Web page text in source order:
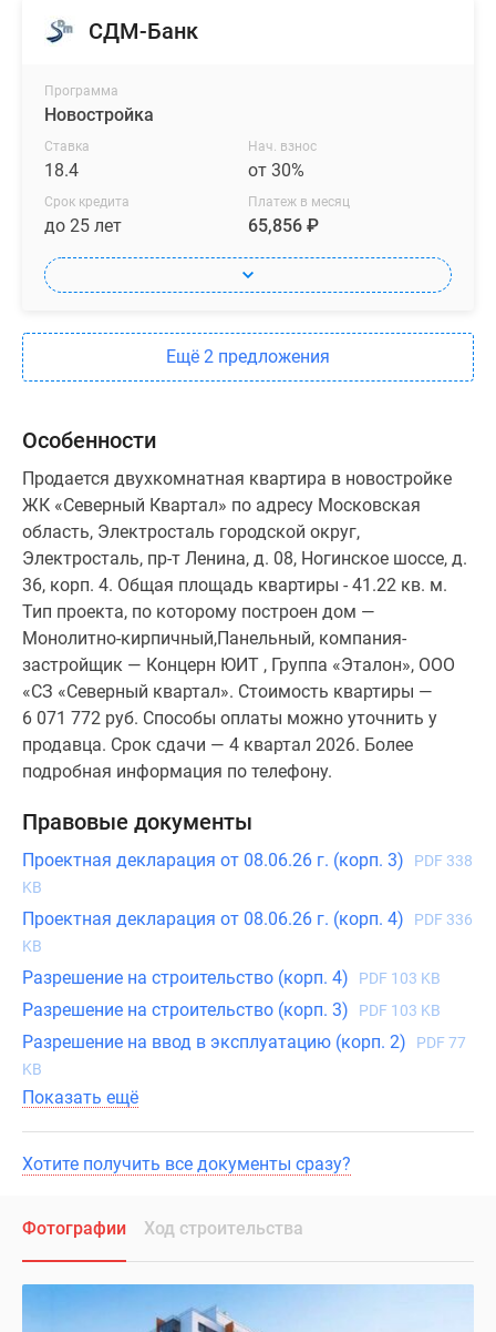
СДМ-Банк
Программа
Новостройка
Ставка
18.4
Нач. взнос
от 30%
Срок кредита
до 25 лет
Платеж в месяц
65,856 ₽
Ещё 2 предложения
Особенности
Продается двухкомнатная квартира в новостройке
ЖК «Северный Квартал» по адресу Московская
область, Электросталь городской округ,
Электросталь, пр-т Ленина, д. 08, Ногинское шоссе, д.
36, корп. 4. Общая площадь квартиры - 41.22 кв. м.
Тип проекта, по которому построен дом —
Монолитно-кирпичный,Панельный, компания-
застройщик — Концерн ЮИТ , Группа «Эталон», ООО
«СЗ «Северный квартал». Стоимость квартиры —
6 071 772 руб. Способы оплаты можно уточнить у
продавца. Срок сдачи — 4 квартал 2026. Более
подробная информация по телефону.
Правовые документы
Проектная декларация от 08.06.26 г. (корп. 3)
PDF 338
KB
Проектная декларация от 08.06.26 г. (корп. 4)
PDF 336
KB
Разрешение на строительство (корп. 4) PDF 103 KB
Разрешение на строительство (корп. 3) PDF 103 KB
Разрешение на ввод в эксплуатацию (корп. 2)
PDF 77
KB
Показать ещё
Хотите получить все документы сразу?
Фотографии Ход строительства